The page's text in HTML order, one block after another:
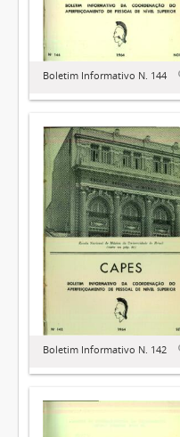
Boletim Informativo N. 144
Boletim Informativo N. 142